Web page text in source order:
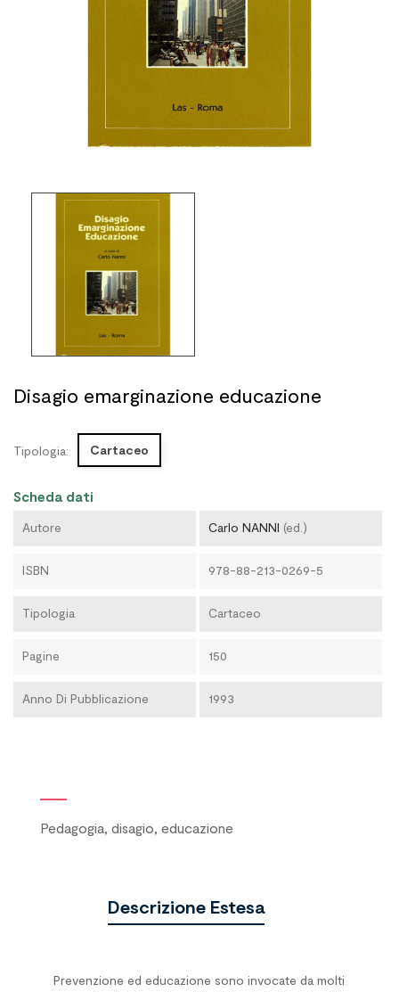
Disagio emarginazione educazione
Tipologia: Cartaceo
Scheda dati
Autore Carlo NANNI (ed.)
ISBN 978-88-213-0269-5
Tipologia Cartaceo
Pagine 150
Anno Di Pubblicazione 1993
Pedagogia, disagio, educazione
Descrizione Estesa
Prevenzione ed educazione sono invocate da molti